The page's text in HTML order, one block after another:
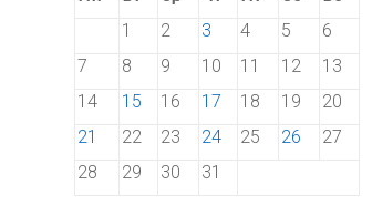
1
2 3 4 5
6
7
8 9 10 11 12
13
14
15 16 17 18 19
20
21
22 23 24 25 26
27
28
29 30 31